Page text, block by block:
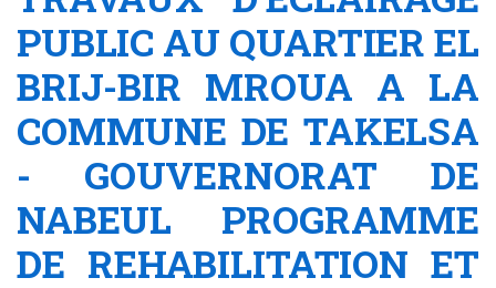
PUBLIC AU QUARTIER EL
BRIJ-BIR MROUA A LA
COMMUNE DE TAKELSA
- GOUVERNORAT DE
NABEUL PROGRAMME
DE REHABILITATION ET